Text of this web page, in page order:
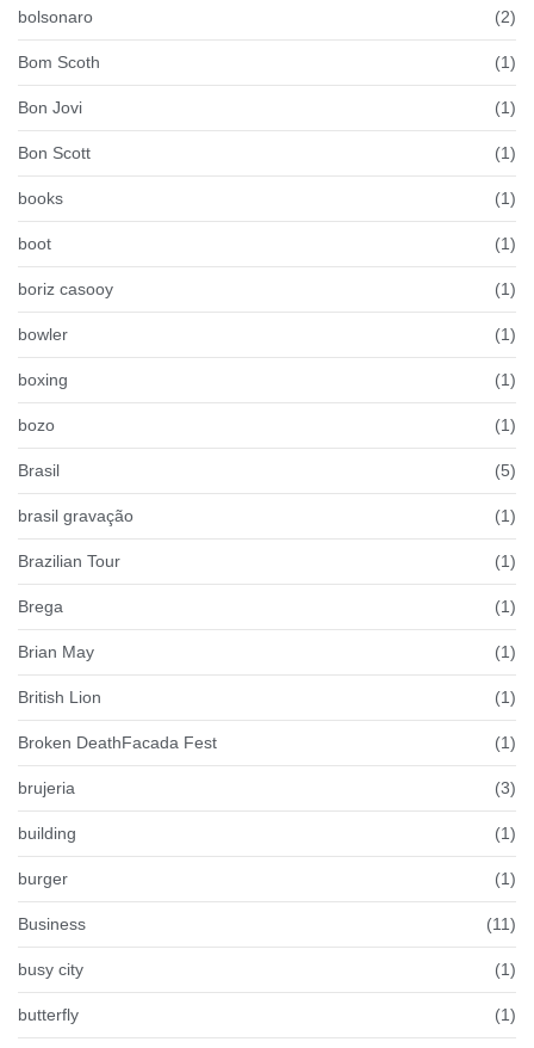
bolsonaro (2)
Bom Scoth (1)
Bon Jovi (1)
Bon Scott (1)
books (1)
boot (1)
boriz casooy (1)
bowler (1)
boxing (1)
bozo (1)
Brasil (5)
brasil gravação (1)
Brazilian Tour (1)
Brega (1)
Brian May (1)
British Lion (1)
Broken DeathFacada Fest (1)
brujeria (3)
building (1)
burger (1)
Business (11)
busy city (1)
butterfly (1)